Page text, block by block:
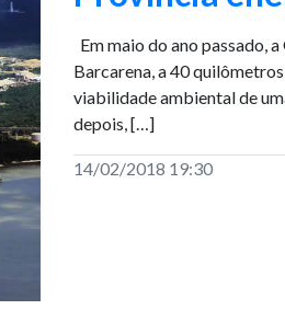
Em maio do ano passado,
Barcarena, a 40
viabilidade ambiental de
depois, […]
14/02/2018 19:30